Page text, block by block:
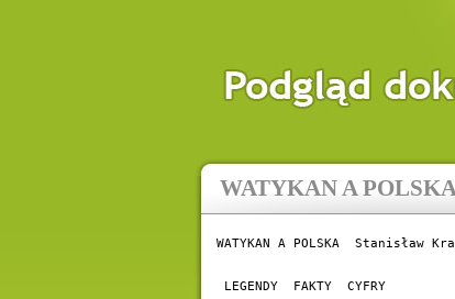
WATYKAN A
WATYKAN A POLSKA  Stanisław
LEGENDY  FAKTY  CYFRY